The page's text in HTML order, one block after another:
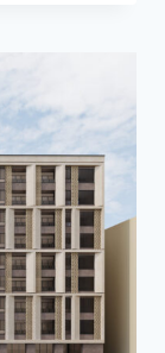
با
دهه
فجر